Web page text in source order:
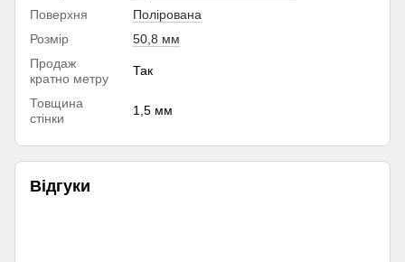
Поверхня
Полірована
Розмір
50,8 мм
Продаж
кратно метру
Так
Товщина
стінки
1,5 мм
Відгуки